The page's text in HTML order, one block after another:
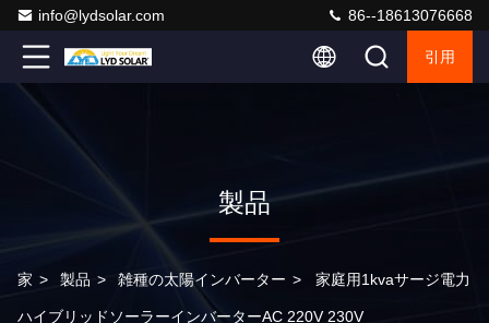
info@lydsolar.com 86--18613076668
引用
製品
家 > 製品 > 雑種の太陽インバーター > 家庭用1kvaサージ電力
ハイブリッドソーラーインバーターAC 220V 230V